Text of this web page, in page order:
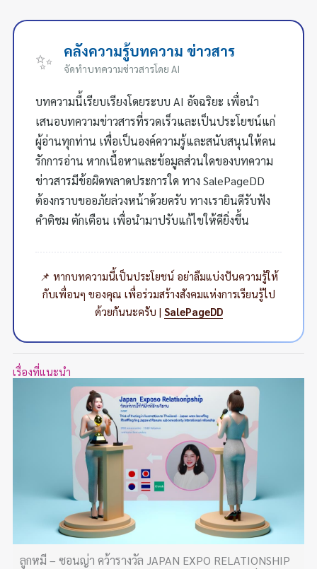
✨ คลังความรู้บทความ ข่าวสาร
จัดทำบทความข่าวสารโดย AI
บทความนี้เรียบเรียงโดยระบบ AI อัจฉริยะ เพื่อนำ
เสนอบทความข่าวสารที่รวดเร็วและเป็นประโยชน์แก่
ผู้อ่านทุกท่าน เพื่อเป็นองค์ความรู้และสนับสนุนให้คน
รักการอ่าน หากเนื้อหาและข้อมูลส่วนใดของบทความ
ข่าวสารมีข้อผิดพลาดประการใด ทาง SalePageDD
ต้องกราบขออภัยล่วงหน้าด้วยครับ ทางเรายินดีรับฟัง
คำติชม ตักเตือน เพื่อนำมาปรับแก้ไขให้ดียิ่งขึ้น
📌 หากบทความนี้เป็นประโยชน์ อย่าลืมแบ่งปันความรู้ให้
กับเพื่อนๆ ของคุณ เพื่อร่วมสร้างสังคมแห่งการเรียนรู้ไป
ด้วยกันนะครับ | SalePageDD
เรื่องที่แนะนำ
ลูกหมี – ซอนญ่า คว้ารางวัล JAPAN EXPO RELATIONSHIP